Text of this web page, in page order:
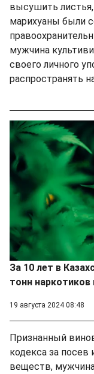
высушить
марихуаны были
мужчина
своего личного
распространять
За 10 лет в
тонн наркотиков
19 августа 2024 08:48
Признанный
кодекса за посев
веществ, мужчина